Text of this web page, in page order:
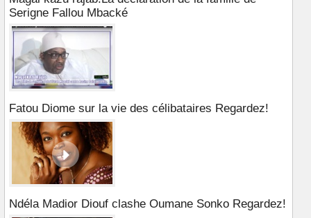
Serigne Fallou Mbacké
Fatou Diome sur la vie des célibataires Regardez!
Ndéla Madior Diouf clashe Oumane Sonko Regardez!